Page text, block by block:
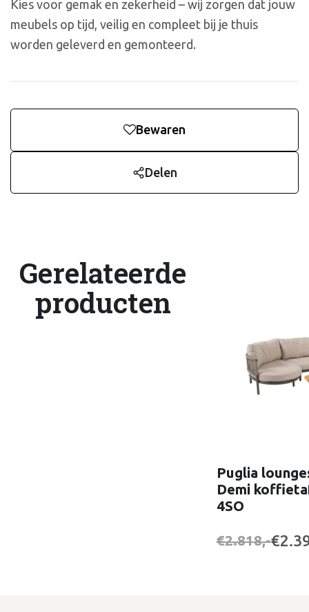
Kies voor gemak en zekerheid – wij zorgen dat jouw
meubels op tijd, veilig en compleet bij je thuis
worden geleverd en gemonteerd.
Bewaren
Delen
Gerelateerde
producten
Puglia
Demi
4SO
€2.818,-